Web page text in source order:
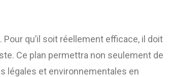
qu’il soit réellement efficace, il doit
Ce plan permettra non seulement de
légales et environnementales en